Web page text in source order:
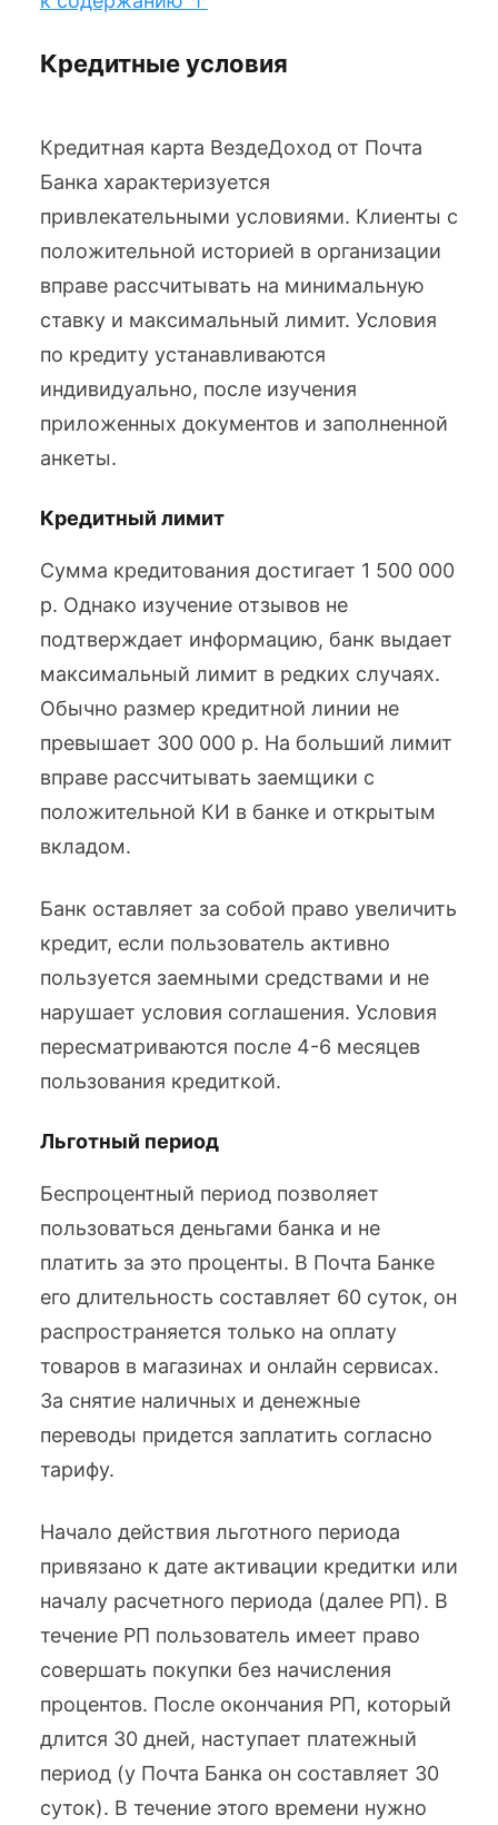
Кредитные условия
Кредитная карта ВездеДоход от Почта
Банка характеризуется
привлекательными условиями. Клиенты с
положительной историей в организации
вправе рассчитывать на минимальную
ставку и максимальный лимит. Условия
по кредиту устанавливаются
индивидуально, после изучения
приложенных документов и заполненной
анкеты.
Кредитный лимит
Сумма кредитования достигает 1 500 000
р. Однако изучение отзывов не
подтверждает информацию, банк выдает
максимальный лимит в редких случаях.
Обычно размер кредитной линии не
превышает 300 000 р. На больший лимит
вправе рассчитывать заемщики с
положительной КИ в банке и открытым
вкладом.
Банк оставляет за собой право увеличить
кредит, если пользователь активно
пользуется заемными средствами и не
нарушает условия соглашения. Условия
пересматриваются после 4-6 месяцев
пользования кредиткой.
Льготный период
Беспроцентный период позволяет
пользоваться деньгами банка и не
платить за это проценты. В Почта Банке
его длительность составляет 60 суток, он
распространяется только на оплату
товаров в магазинах и онлайн сервисах.
За снятие наличных и денежные
переводы придется заплатить согласно
тарифу.
Начало действия льготного периода
привязано к дате активации кредитки или
началу расчетного периода (далее РП). В
течение РП пользователь имеет право
совершать покупки без начисления
процентов. После окончания РП, который
длится 30 дней, наступает платежный
период (у Почта Банка он составляет 30
суток). В течение этого времени нужно